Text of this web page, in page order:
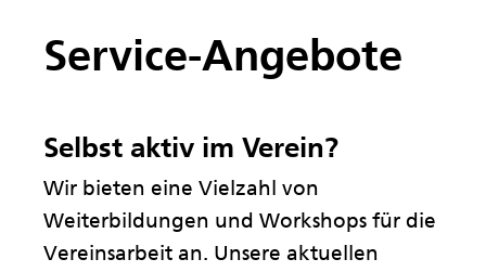
Service-Angebote
Selbst aktiv im Verein?
Wir bieten eine Vielzahl von
Weiterbildungen und Workshops für die
Vereinsarbeit an. Unsere aktuellen